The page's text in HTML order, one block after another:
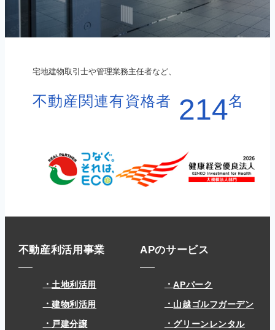
宅地建物取引士や管理業務主任者など、
不動産関連有資格者 214名
不動産利活用事業
土地利活用
建物利活用
戸建分譲
APのサービス
APパーク
山越ゴルフガーデン
グリーンレンタル